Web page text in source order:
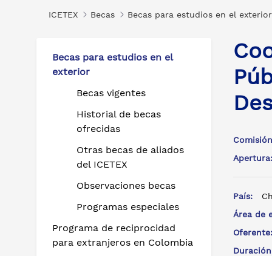
ICETEX Becas Becas para estudios en el exterior
Becas para estudios en el
exterior
Becas vigentes
Historial de becas
ofrecidas
Otras becas de aliados
del ICETEX
Observaciones becas
Programas especiales
Programa de reciprocidad
para extranjeros en Colombia
País:
Área de